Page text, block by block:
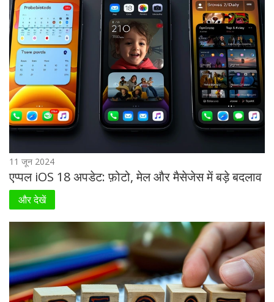
11 जून 2024
एप्पल iOS 18 अपडेट: फ़ोटो, मेल और मैसेजेस में बड़े बदलाव
और देखें